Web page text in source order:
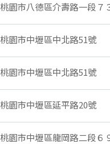
桃園市八德區介壽路一段７
桃園市中壢區中北路51號
桃園市中壢區中北路51號
桃園市中壢區延平路20號
桃園市中壢區龍岡路二段６